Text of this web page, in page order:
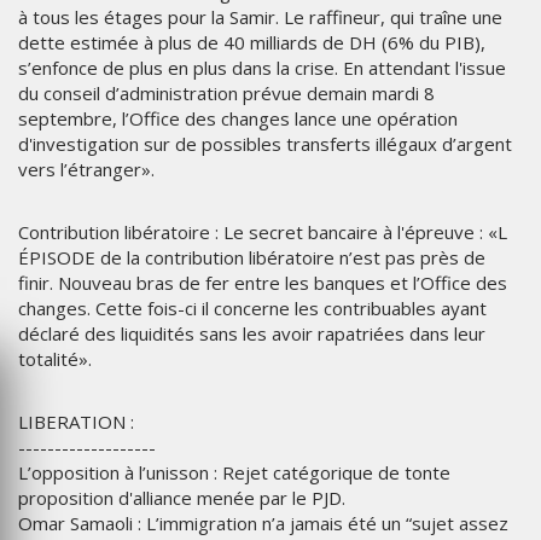
à tous les étages pour la Samir. Le raffineur, qui traîne une
dette estimée à plus de 40 milliards de DH (6% du PIB),
s’enfonce de plus en plus dans la crise. En attendant l'issue
du conseil d’administration prévue demain mardi 8
septembre, l’Office des changes lance une opération
d'investigation sur de possibles transferts illégaux d’argent
vers l’étranger».
Contribution libératoire : Le secret bancaire à l'épreuve : «L
ÉPISODE de la contribution libératoire n’est pas près de
finir. Nouveau bras de fer entre les banques et l’Office des
changes. Cette fois-ci il concerne les contribuables ayant
déclaré des liquidités sans les avoir rapatriées dans leur
totalité».
LIBERATION :
-------------------
L’opposition à l’unisson : Rejet catégorique de tonte
proposition d'alliance menée par le PJD.
Omar Samaoli : L’immigration n’a jamais été un “sujet assez